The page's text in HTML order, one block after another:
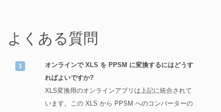
よくある質問
オンラインで XLS を PPSM に変換するにはどうす
ればよいですか?
XLS変換用のオンラインアプリは上記に統合されて
います。この XLS から PPSM へのコンバーターの